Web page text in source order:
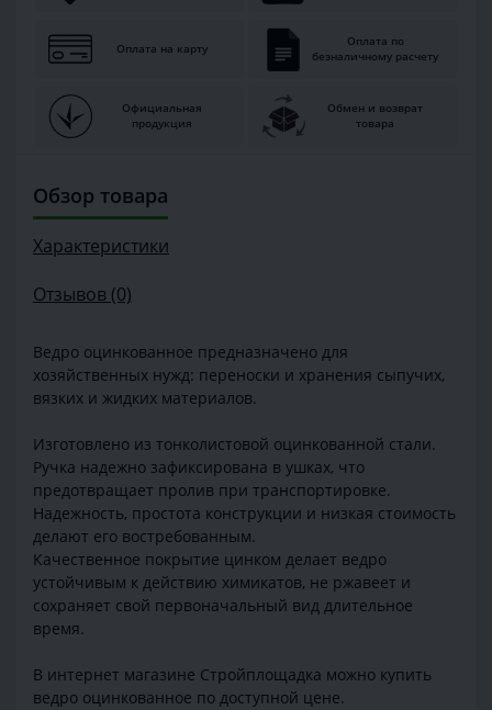
Оплата на карту
Оплата по
безналичному расчету
Официальная
продукция
Обмен и возврат
товара
Обзор товара
Характеристики
Отзывов (0)
Ведро оцинкованное предназначено для
хозяйственных нужд: переноски и хранения сыпучих,
вязких и жидких материалов.
Изготовлено из тонколистовой оцинкованной стали.
Ручка надежно зафиксирована в ушках, что
предотвращает пролив при транспортировке.
Надежность, простота конструкции и низкая стоимость
делают его востребованным.
Качественное покрытие цинком делает ведро
устойчивым к действию химикатов, не ржавеет и
сохраняет свой первоначальный вид длительное
время.
В интернет магазине Стройплощадка можно купить
ведро оцинкованное по доступной цене.